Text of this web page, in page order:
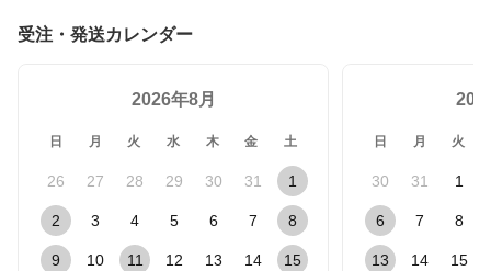
受注・発送カレンダー
2026年8月
日 月 火 水 木 金 土
26 27 28 29 30 31 1
2 3 4 5 6 7 8
9 10 11 12 13 14 15
日 月 火
30 31 1
6 7 8
13 14 15